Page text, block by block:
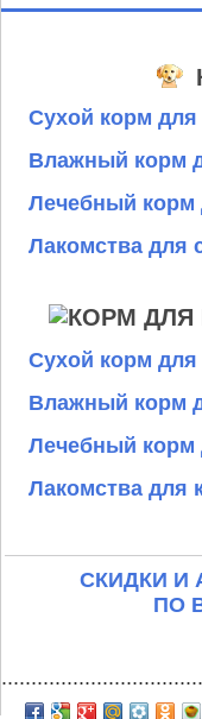
Сухой корм для
Влажный корм
Лечебный корм
Лакомства для
Сухой корм для
Влажный корм
Лечебный корм
Лакомства для
СКИДКИ И
ПО